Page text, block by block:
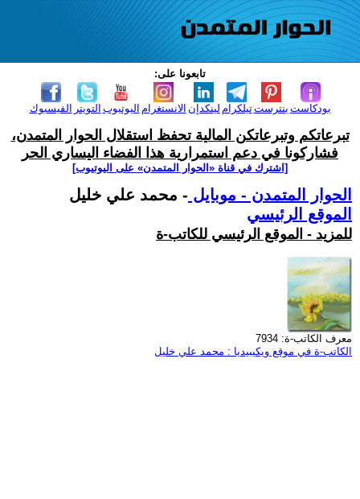
تابعونا على:
الفيسبوك التويتر اليوتيوب الانستغرام لينكدإن تيلكرامبنترست بودكاست
تبرعاتكم وتبرعاتكن المالية تحفظ استقلال الحوار المتمدن،
فشاركونا في دعم استمرارية هذا الفضاء اليساري الحر
[اشترك في قناة ‫«الحوار المتمدن» على اليوتيوب]
الحوار المتمدن - موبايل - محمد علي خليل
الموقع الرئيسي
للمزيد - الموقع الرئيسي للكاتب-ة
معرف الكاتب-ة: 7934
الكاتب-ة في موقع ويكيبيديا : محمد علي خليل